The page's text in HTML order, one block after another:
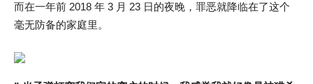
而在一年前 2018 年 3 月 23 日的夜晚，罪恶就降临在了这个
毫无防备的家庭里。